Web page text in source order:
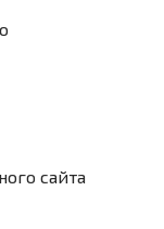
сайта